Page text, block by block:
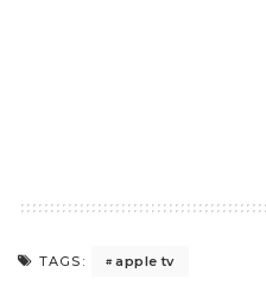
TAGS: apple tv